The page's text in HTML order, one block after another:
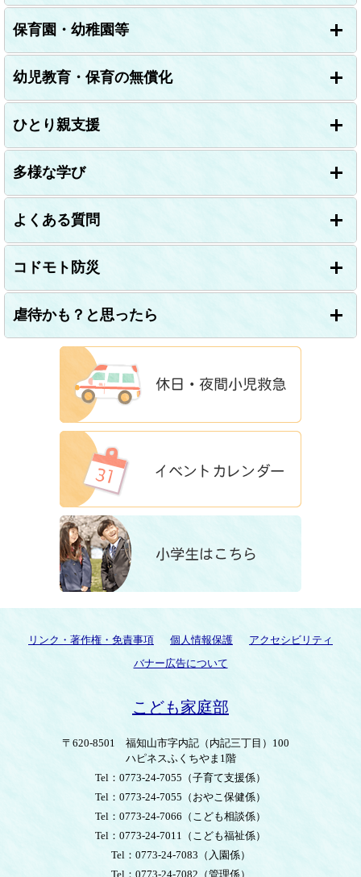
保育園・幼稚園等
幼児教育・保育の無償化
ひとり親支援
多様な学び
よくある質問
コドモト防災
虐待かも？と思ったら
リンク・著作権・免責事項 個人情報保護
アクセシビリティ
バナー広告について
こども家庭部
〒620-8501 福知山市字内記（内記三丁目）100
ハピネスふくちやま1階
Tel：0773-24-7055 （子育て支援係）
Tel：0773-24-7055 （おやこ保健係）
Tel：0773-24-7066 （こども相談係）
Tel：0773-24-7011 （こども福祉係）
Tel：0773-24-7083 （入園係）
Tel：0773-24-7082 （管理係）